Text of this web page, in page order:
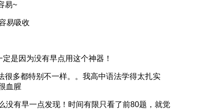
易~
易吸收
是因为没有早点用这个神器！
很多都特别不一样。。我高中语法学得太扎实
血腥
没有早一点发现！时间有限只看了前80题，就觉